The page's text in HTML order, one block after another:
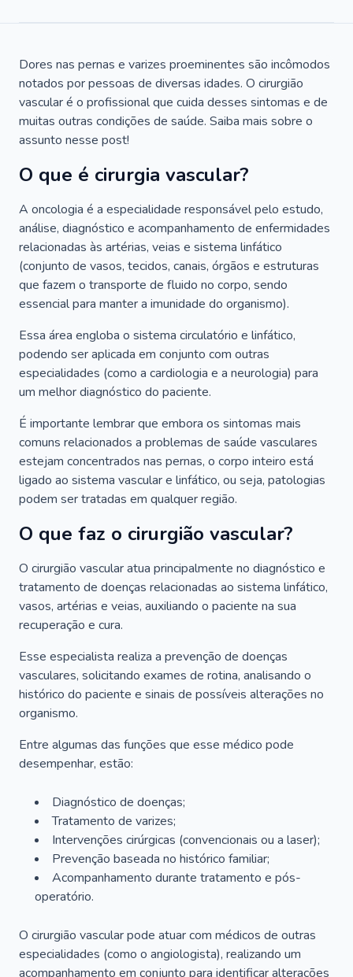
Dores nas pernas e varizes proeminentes são incômodos
notados por pessoas de diversas idades. O cirurgião
vascular é o profissional que cuida desses sintomas e de
muitas outras condições de saúde. Saiba mais sobre o
assunto nesse post!
O que é cirurgia vascular?
A oncologia é a especialidade responsável pelo estudo,
análise, diagnóstico e acompanhamento de enfermidades
relacionadas às artérias, veias e sistema linfático
(conjunto de vasos, tecidos, canais, órgãos e estruturas
que fazem o transporte de fluido no corpo, sendo
essencial para manter a imunidade do organismo).
Essa área engloba o sistema circulatório e linfático,
podendo ser aplicada em conjunto com outras
especialidades (como a cardiologia e a neurologia) para
um melhor diagnóstico do paciente.
É importante lembrar que embora os sintomas mais
comuns relacionados a problemas de saúde vasculares
estejam concentrados nas pernas, o corpo inteiro está
ligado ao sistema vascular e linfático, ou seja, patologias
podem ser tratadas em qualquer região.
O que faz o cirurgião vascular?
O cirurgião vascular atua principalmente no diagnóstico e
tratamento de doenças relacionadas ao sistema linfático,
vasos, artérias e veias, auxiliando o paciente na sua
recuperação e cura.
Esse especialista realiza a prevenção de doenças
vasculares, solicitando exames de rotina, analisando o
histórico do paciente e sinais de possíveis alterações no
organismo.
Entre algumas das funções que esse médico pode
desempenhar, estão:
Diagnóstico de doenças;
Tratamento de varizes;
Intervenções cirúrgicas (convencionais ou a laser);
Prevenção baseada no histórico familiar;
Acompanhamento durante tratamento e pós-
operatório.
O cirurgião vascular pode atuar com médicos de outras
especialidades (como o angiologista), realizando um
acompanhamento em conjunto para identificar alterações